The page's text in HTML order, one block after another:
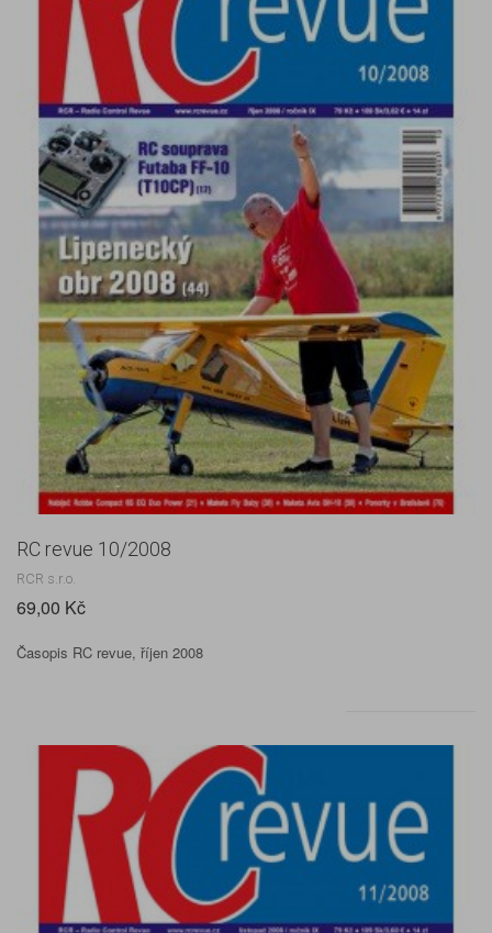
RC revue 10/2008
RCR s.r.o.
69,00 Kč
Časopis RC revue, říjen 2008